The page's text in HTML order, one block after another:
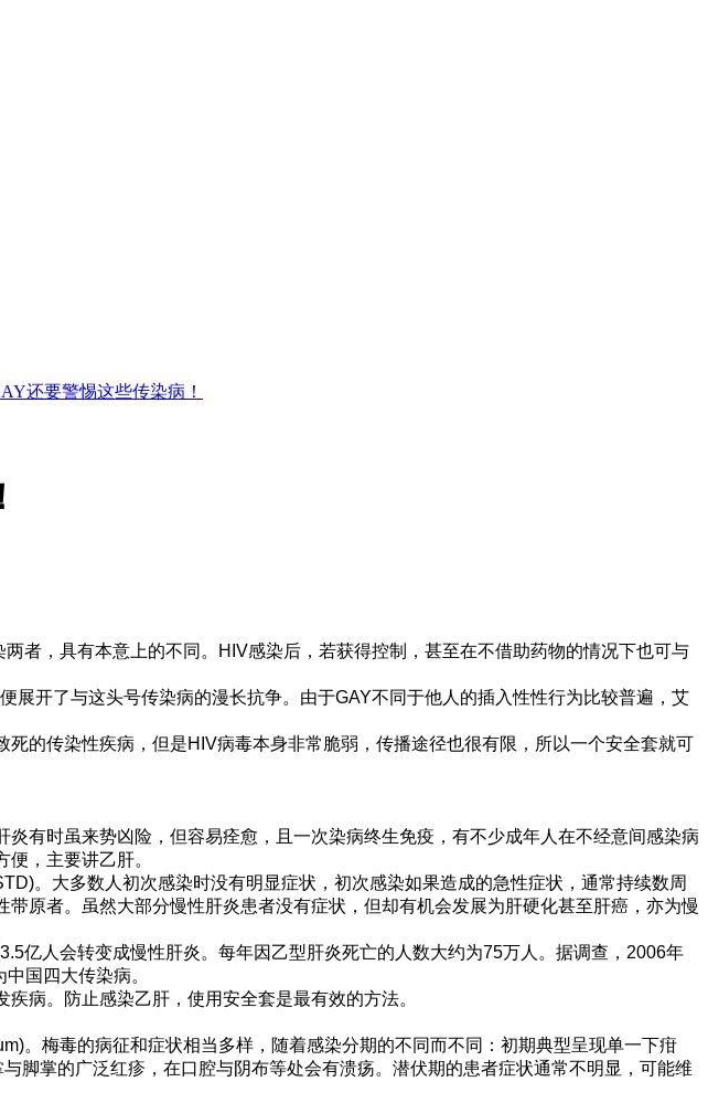
还要警惕这些传染病！
者，具有本意上的不同。HIV感染后，若获得控制，甚至在不借助药物的情况下也可与
开了与这头号传染病的漫长抗争。由于GAY不同于他人的插入性性行为比较普遍，艾
的传染性疾病，但是HIV病毒本身非常脆弱，传播途径也很有限，所以一个安全套就可
有时虽来势凶险，但容易痊愈，且一次染病终生免疫，有不少成年人在不经意间感染病
，主要讲乙肝。
。大多数人初次感染时没有明显症状，初次感染如果造成的急性症状，通常持续数周
原者。虽然大部分慢性肝炎患者没有症状，但却有机会发展为肝硬化甚至肝癌，亦为慢
亿人会转变成慢性肝炎。每年因乙型肝炎死亡的人数大约为75万人。据调查，2006年
国四大传染病。
病。防止感染乙肝，使用安全套是最有效的方法。
。梅毒的病征和症状相当多样，随着感染分期的不同而不同：初期典型呈现单一下疳
脚掌的广泛红疹，在口腔与阴布等处会有溃疡。潜伏期的患者症状通常不明显，可能维